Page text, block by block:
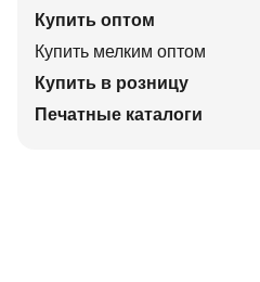
Купить оптом
Купить мелким оптом
Купить в розницу
Печатные каталоги